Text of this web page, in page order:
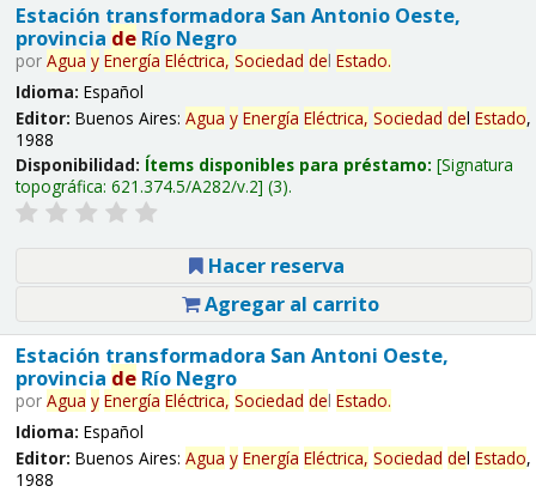
Estación transformadora San Antonio Oeste,
provincia deRío Negro
por Agua y Energía Eléctrica, Sociedad del Estado.
Idioma: Español
Editor: Buenos Aires: Agua y Energía Eléctrica, Sociedad del Estado,
1988
Disponibilidad: Ítems disponibles para préstamo: Signatura
topográfica: 621.374.5/A282/v.2 (3).
Hacer reserva
Agregar al carrito
Estación transformadora San Antoni Oeste,
provincia deRío Negro
por Agua y Energía Eléctrica, Sociedad del Estado.
Idioma: Español
Editor: Buenos Aires: Agua y Energía Eléctrica, Sociedad del Estado,
1988